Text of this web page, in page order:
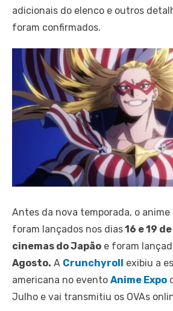
adicionais do elenco e outros
foram confirmados.
Antes da nova temporada, o anime
foram lançados nos dias16 e 19
cinemas do Japão e foram
Agosto. A Crunchyroll exibiu a
americana no evento Anime Expo
Julho e vai transmitiu os OVAs